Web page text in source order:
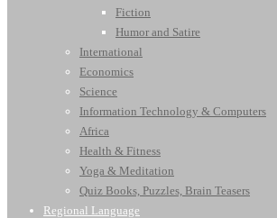
Fiction
Humor and Satire
International
Economics
Science
Information Technology & Computers
Africa
Health & Fitness
Yoga & Meditation
Quiz Books, Puzzles, Brain Teasers
Regional Language